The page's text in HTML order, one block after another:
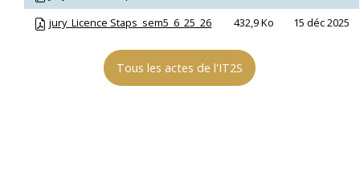
jury_Licence Staps_sem5_6_25_26
432,9 Ko 15 déc 2025
Tous les actes de l'IT2S